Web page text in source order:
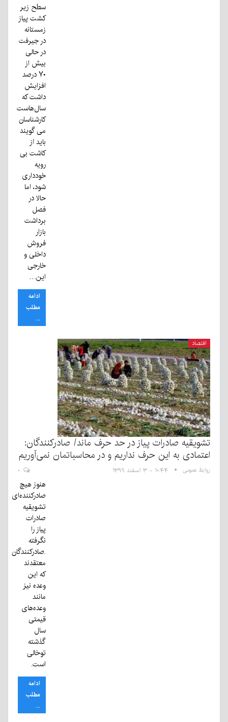
سطح زیر
کشت پیاز
زمستانه
در جیرفت
در حالی
بیش از
۷۰ درصد
افزایش
داشت که
سال‌هاست
کارشناسان
می گویند
باید از
کاشت بی
رویه
خودداری
شود، اما
حالا در
فصل
برداشت
بازار
فروش
داخلی و
خارجی
این…
ادامه
مطلب
...
اقتصاد
تشویقیه صادرات پیاز در حد حرف ماند/ صادرکنندگان:
اعتمادی به این حرف نداریم و در محاسباتمان نمی‌آوریم
روابط عمومی ۱۰:۴۴ - ۳ اسفند ۱۳۹۹
هنوز هیچ
صادرکننده‌ای
تشویقیه
صادرات
پیاز را
نگرفته
.صادرکنندگان
معتقدند
که این
وعده نیز
مانند
وعده‌های
قیمتی
سال
گذشته
توخالی
است.
ادامه
مطلب
...